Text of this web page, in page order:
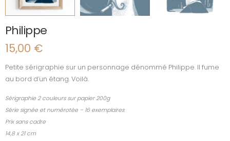
Philippe
15,00 €
Petite sérigraphie sur un personnage dénommé Philippe. Il fume
au bord d’un étang. Voilà.
Sérigraphie 2 couleurs sur papier 200g
Série signée et numérotée – 16 exemplaires
Prix sans cadre
14,8 x 21 cm